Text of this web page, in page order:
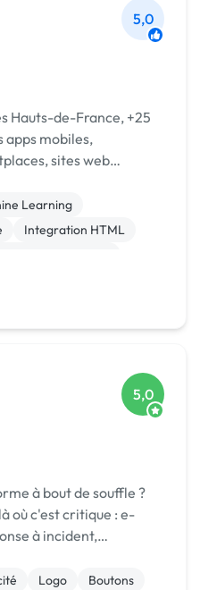
5,0
Hauts-de-France, +25
apps mobiles,
sites web
Learning
Integration HTML
5,0
à bout de souffle ?
où c'est critique : e-
à incident,
Logo
Boutons